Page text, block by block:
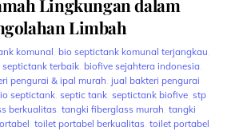
Lingkungan dalam
Limbah
komunal, bio septictank komunal terjangkau,
septictank terbaik, biofive sejahtera indonesia,
pengurai & ipal murah,jual bakteri pengurai
septictank,septic tank,septictank biofive,stp
berkualitas,tangki fiberglass murah,tangki
,toilet portabel berkualitas,toilet portabel